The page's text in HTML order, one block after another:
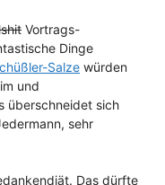
Vortrags-
Dinge
Salze würden
und
überschneidet sich
sehr
Das dürfte